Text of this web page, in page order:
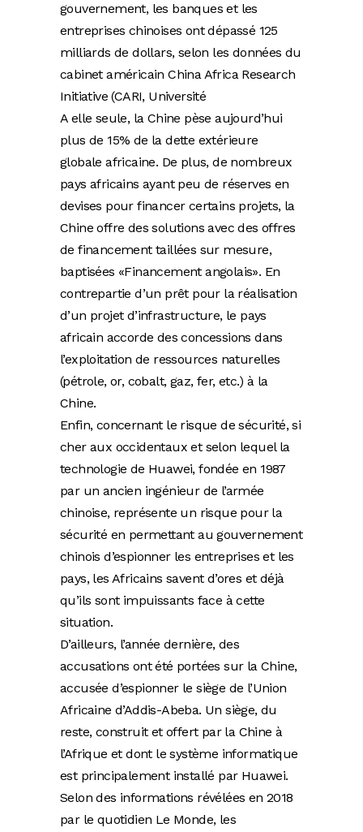
gouvernement, les banques et les
entreprises chinoises ont dépassé 125
milliards de dollars, selon les données du
cabinet américain China Africa Research
Initiative (CARI, Université
A elle seule, la Chine pèse aujourd’hui
plus de 15% de la dette extérieure
globale africaine. De plus, de nombreux
pays africains ayant peu de réserves en
devises pour financer certains projets, la
Chine offre des solutions avec des offres
de financement taillées sur mesure,
baptisées «Financement angolais». En
contrepartie d’un prêt pour la réalisation
d’un projet d’infrastructure, le pays
africain accorde des concessions dans
l’exploitation de ressources naturelles
(pétrole, or, cobalt, gaz, fer, etc.) à la
Chine.
Enfin, concernant le risque de sécurité, si
cher aux occidentaux et selon lequel la
technologie de Huawei, fondée en 1987
par un ancien ingénieur de l’armée
chinoise, représente un risque pour la
sécurité en permettant au gouvernement
chinois d’espionner les entreprises et les
pays, les Africains savent d’ores et déjà
qu’ils sont impuissants face à cette
situation.
D’ailleurs, l’année dernière, des
accusations ont été portées sur la Chine,
accusée d’espionner le siège de l’Union
Africaine d’Addis-Abeba. Un siège, du
reste, construit et offert par la Chine à
l’Afrique et dont le système informatique
est principalement installé par Huawei.
Selon des informations révélées en 2018
par le quotidien Le Monde, les